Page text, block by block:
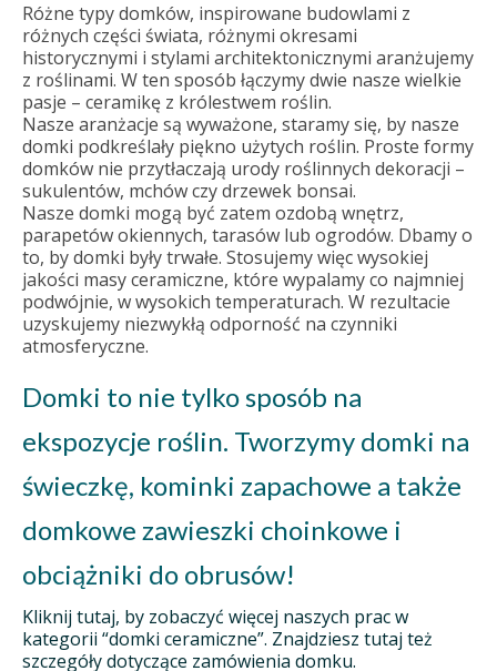
Różne typy domków, inspirowane budowlami z
różnych części świata, różnymi okresami
historycznymi i stylami architektonicznymi aranżujemy
z roślinami. W ten sposób łączymy dwie nasze wielkie
pasje – ceramikę z królestwem roślin.
Nasze aranżacje są wyważone, staramy się, by nasze
domki podkreślały piękno użytych roślin. Proste formy
domków nie przytłaczają urody roślinnych dekoracji –
sukulentów, mchów czy drzewek bonsai.
Nasze domki mogą być zatem ozdobą wnętrz,
parapetów okiennych, tarasów lub ogrodów. Dbamy o
to, by domki były trwałe. Stosujemy więc wysokiej
jakości masy ceramiczne, które wypalamy co najmniej
podwójnie, w wysokich temperaturach. W rezultacie
uzyskujemy niezwykłą odporność na czynniki
atmosferyczne.
Domki to nie tylko sposób na
ekspozycje roślin. Tworzymy domki na
świeczkę, kominki zapachowe a także
domkowe zawieszki choinkowe i
obciążniki do obrusów!
Kliknij tutaj, by zobaczyć więcej naszych prac w
kategorii “domki ceramiczne”. Znajdziesz tutaj też
szczegóły dotyczące zamówienia domku.